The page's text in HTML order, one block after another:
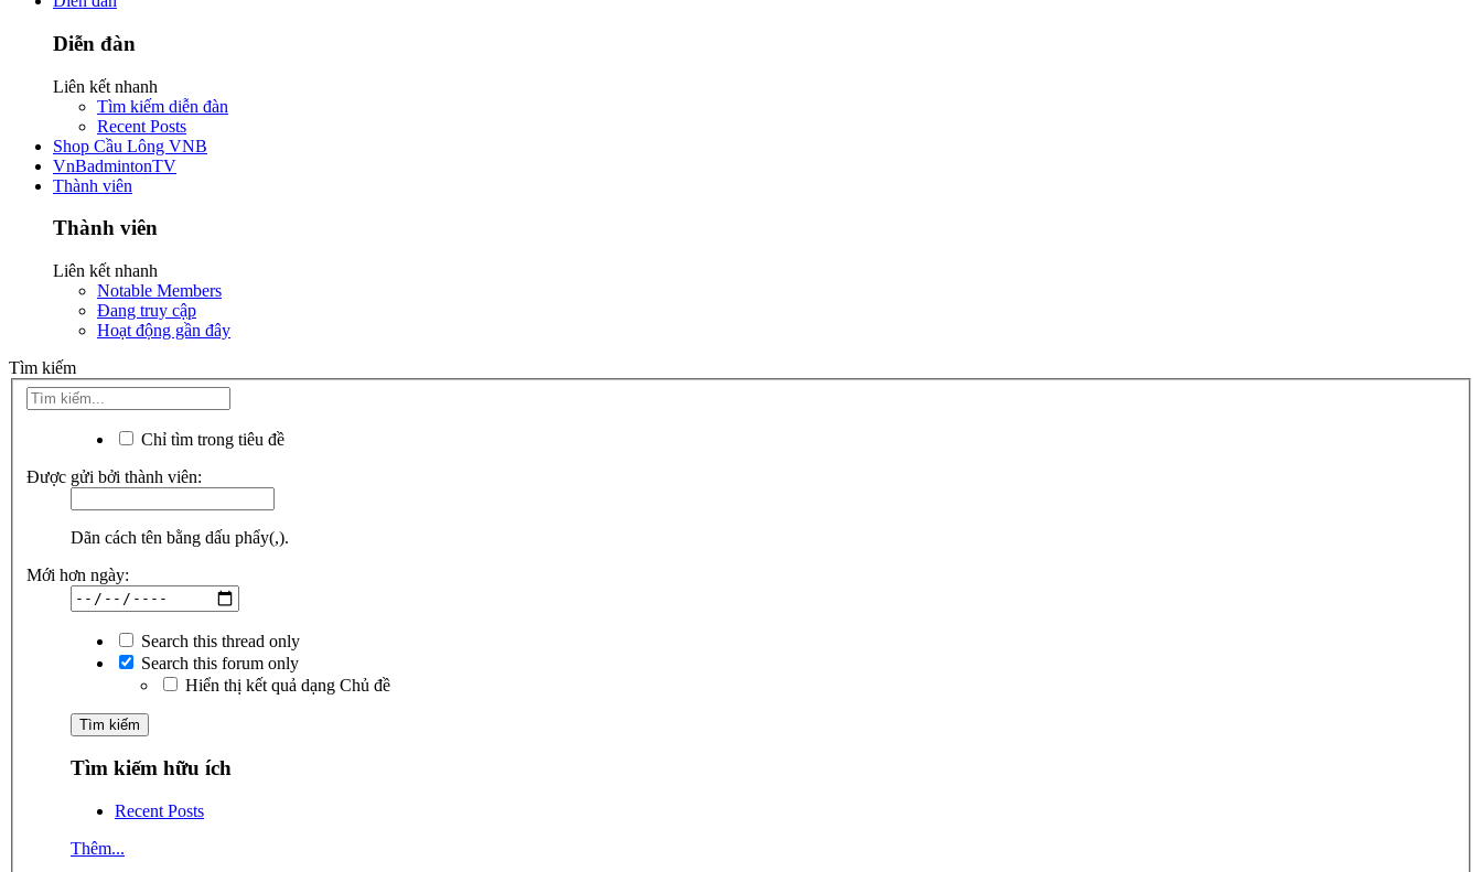
Diễn đàn
Liên kết nhanh
Tìm kiếm diễn đàn
Recent Posts
Shop Cầu Lông VNB
VnBadmintonTV
Thành viên
Thành viên
Liên kết nhanh
Notable Members
Đang truy cập
Hoạt động gần đây
Tìm kiếm
Chỉ tìm trong tiêu đề
Được gửi bởi thành viên:
Dãn cách tên bằng dấu phẩy(,).
Mới hơn ngày:
Search this thread only
Search this forum only
Hiển thị kết quả dạng Chủ đề
Tìm kiếm hữu ích
Recent Posts
Thêm...